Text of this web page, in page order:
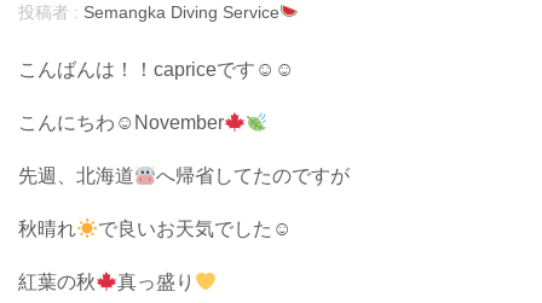
投稿者 : Semangka Diving Service
こんばんは！！capriceです☺︎☺︎
こんにちわ☺︎November
先週、北海道 へ帰省してたのですが
秋晴れ で良いお天気でした☺︎
紅葉の秋 真っ盛り